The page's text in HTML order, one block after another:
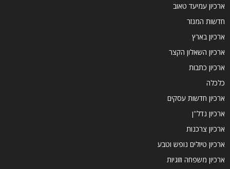
ארכיון עמיעד טאוב
חדשות המגזר
ארכיון בארץ
ארכיון השאלון הקצר
ארכיון כתבות
כלכלה
ארכיון חדשות עסקים
ארכיון נדל''ן
ארכיון צרכנות
ארכיון טיולים נופש וטבע
ארכיון משפחה וזוגיות